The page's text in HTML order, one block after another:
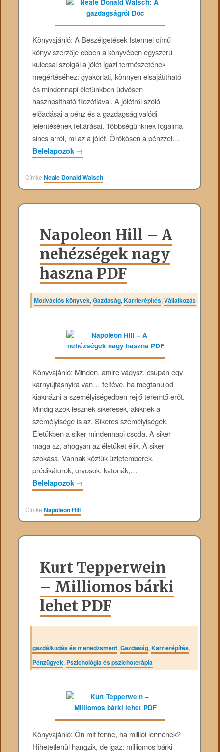
Könyvajánló: A Beszélgetések Istennel című
könyv szerzője ebben a könyvében egyszerű
kulccsal szolgál a jólét igazi természetének
megértéséhez: gyakorlati, könnyen elsajátítható
és mindennapi életünkben üdvösen
hasznosítható filozófiával. A jólétről szóló
előadásai a pénz és a gazdagság valódi
jelentésének feltárásai. Többségünknek fogalma
sincs arról, mi az a jólét. Örökösen a pénzzel…
Belelapozok →
CímkeNeale Donald Walsch
Napoleon Hill – A
nehézségek nagy
haszna PDF
|Motivációs könyvek,Gazdaság,Karrierépítés,Vállalkozás
Könyvajánló: Minden, amire vágysz, csupán egy
karnyújtásnyira van… feltéve, ha megtanulod
kiaknázni a személyiségedben rejlő teremtő erőt.
Mindig azok lesznek sikeresek, akiknek a
személyisége is az. Sikeres személyiségek.
Életükben a siker mindennapi csoda. A siker
maga az, ahogyan az életüket élik. A siker
szokása. Vannak köztük üzletemberek,
prédikátorok, orvosok, katonák,…
Belelapozok →
CímkeNapoleon Hill
Kurt Tepperwein
– Milliomos bárki
lehet PDF
|
gazdálkodás és menedzsment,Gazdaság,Karrierépítés,
Pénzügyek, Pszichológia és pszichoterápia
Könyvajánló: Ön mit tenne, ha milliói lennének?
Hihetetlenül hangzik, de igaz: milliomos bárki